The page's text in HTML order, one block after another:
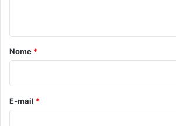
r
o
*
Nome *
E-mail *